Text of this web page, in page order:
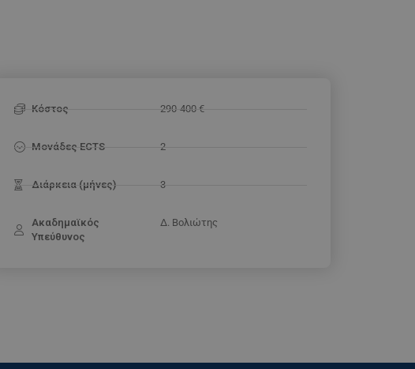
Κόστος
Μονάδες ECTS
Διάρκεια (μήνες)
Ακαδημαϊκός
Υπεύθυνος
290-400 €
2
3
Δ. Βολιώτης